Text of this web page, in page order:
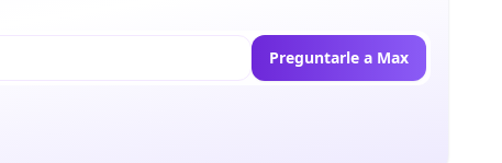
Preguntarle a Max